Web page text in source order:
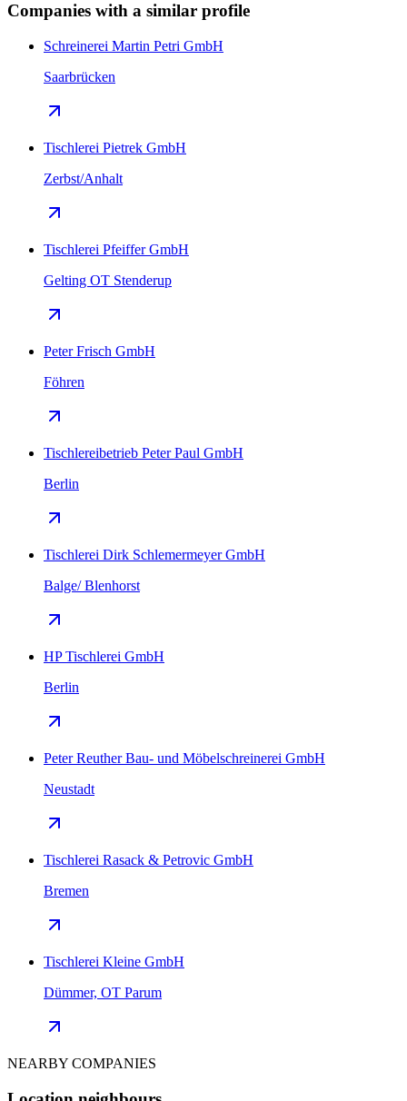
Companies with a similar profile
Schreinerei Martin Petri GmbH
Saarbrücken
Tischlerei Pietrek GmbH
Zerbst/Anhalt
Tischlerei Pfeiffer GmbH
Gelting OT Stenderup
Peter Frisch GmbH
Föhren
Tischlereibetrieb Peter Paul GmbH
Berlin
Tischlerei Dirk Schlemermeyer GmbH
Balge/ Blenhorst
HP Tischlerei GmbH
Berlin
Peter Reuther Bau- und Möbelschreinerei GmbH
Neustadt
Tischlerei Rasack & Petrovic GmbH
Bremen
Tischlerei Kleine GmbH
Dümmer, OT Parum
NEARBY COMPANIES